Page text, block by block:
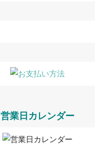
営業日カレンダー